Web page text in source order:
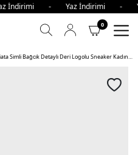
- Yaz
0
Premiata Simli Bağcık Detaylı Deri Logolu Sneaker Kadın Ayakkabı STEVEND